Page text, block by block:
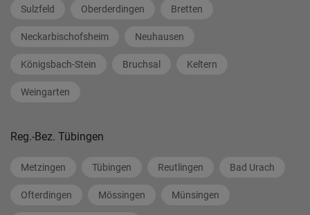
Sulzfeld Oberderdingen Bretten
Neckarbischofsheim Neuhausen
Königsbach-Stein Bruchsal Keltern
Weingarten
Reg.-Bez. Tübingen
Metzingen Tübingen Reutlingen Bad Urach
Ofterdingen Mössingen Münsingen